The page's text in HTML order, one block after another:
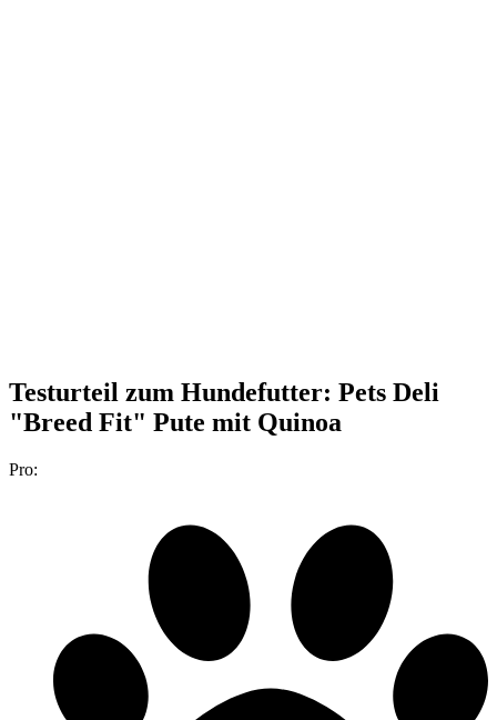
Testurteil zum Hundefutter: Pets Deli
"Breed Fit" Pute mit Quinoa
Pro: